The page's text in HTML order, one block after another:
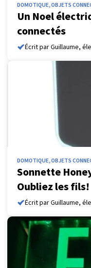
DOMOTIQUE, OBJETS
Un Noel
connectés
Écrit par Guillaume,
DOMOTIQUE, OBJETS
Sonnette
Oubliez les fils!
Écrit par Guillaume,